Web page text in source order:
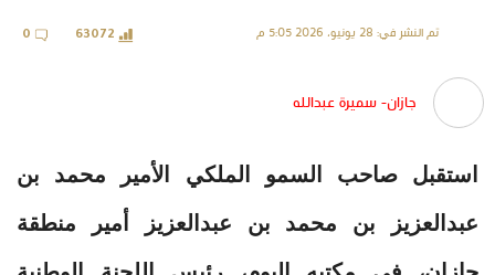
تم النشر في: 28 يونيو، 2026 5:05 م 63072
0
جازان- سميرة عبدالله
استقبل صاحب السمو الملكي الأمير محمد بن
عبدالعزيز بن محمد بن عبدالعزيز أمير منطقة